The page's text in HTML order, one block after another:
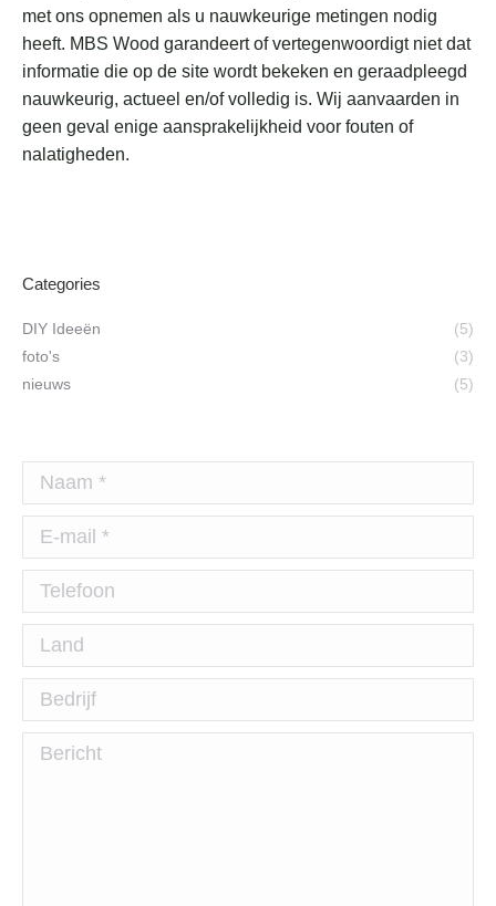
met ons opnemen als u nauwkeurige metingen nodig
heeft. MBS Wood garandeert of vertegenwoordigt niet dat
informatie die op de site wordt bekeken en geraadpleegd
nauwkeurig, actueel en/of volledig is. Wij aanvaarden in
geen geval enige aansprakelijkheid voor fouten of
nalatigheden.
Categories
DIY Ideeën
(5)
foto's
(3)
nieuws
(5)
Naam *
E-mail *
Telefoon
Land
Bedrijf
Bericht